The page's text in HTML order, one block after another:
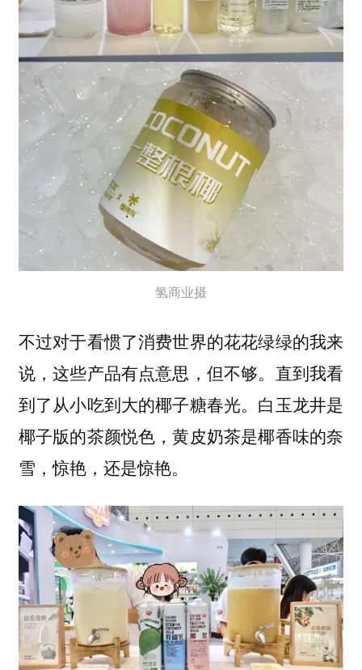
氢商业摄
不过对于看惯了消费世界的花花绿绿的我来
说，这些产品有点意思，但不够。直到我看
到了从小吃到大的椰子糖春光。白玉龙井是
椰子版的茶颜悦色，黄皮奶茶是椰香味的奈
雪，惊艳，还是惊艳。